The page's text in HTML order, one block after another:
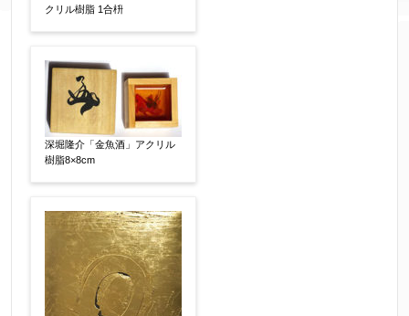
クリル樹脂 1合枡
深堀隆介「金魚酒」アクリル
樹脂8×8cm